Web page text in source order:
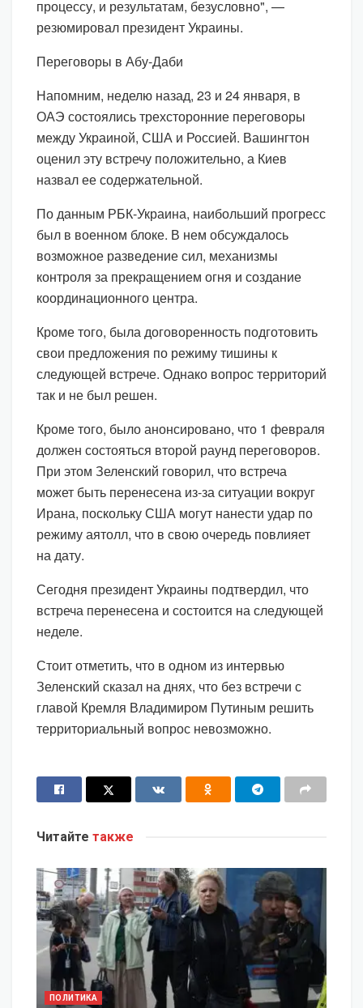
процессу, и результатам, безусловно", —
резюмировал президент Украины.
Переговоры в Абу-Даби
Напомним, неделю назад, 23 и 24 января, в
ОАЭ состоялись трехсторонние переговоры
между Украиной, США и Россией. Вашингтон
оценил эту встречу положительно, а Киев
назвал ее содержательной.
По данным РБК-Украина, наибольший прогресс
был в военном блоке. В нем обсуждалось
возможное разведение сил, механизмы
контроля за прекращением огня и создание
координационного центра.
Кроме того, была договоренность подготовить
свои предложения по режиму тишины к
следующей встрече. Однако вопрос территорий
так и не был решен.
Кроме того, было анонсировано, что 1 февраля
должен состояться второй раунд переговоров.
При этом Зеленский говорил, что встреча
может быть перенесена из-за ситуации вокруг
Ирана, поскольку США могут нанести удар по
режиму аятолл, что в свою очередь повлияет
на дату.
Сегодня президент Украины подтвердил, что
встреча перенесена и состоится на следующей
неделе.
Стоит отметить, что в одном из интервью
Зеленский сказал на днях, что без встречи с
главой Кремля Владимиром Путиным решить
территориальный вопрос невозможно.
Читайте также
ПОЛИТИКА